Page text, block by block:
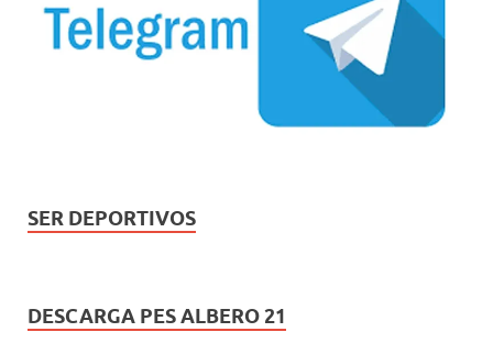
SER DEPORTIVOS
DESCARGA PES ALBERO 21